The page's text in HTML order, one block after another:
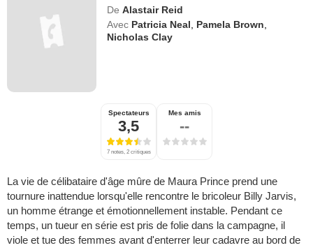
De Alastair Reid
Avec Patricia Neal Pamela Brown
Nicholas Clay
Spectateurs
3,5
7 notes, 2 critiques
Mes amis
--
La vie de célibataire d'âge mûre de Maura Prince prend une
tournure inattendue lorsqu'elle rencontre le bricoleur Billy Jarvis,
un homme étrange et émotionnellement instable. Pendant ce
temps, un tueur en série est pris de folie dans la campagne, il
viole et tue des femmes avant d'enterrer leur cadavre au bord de